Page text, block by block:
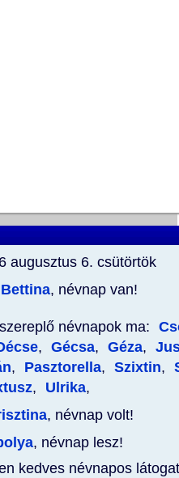
augusztus 6. csütörtök
Bettina, névnap van!
névnapok ma:
, Gécsa, Géza,
, Pasztorella, Szixtin,
, Ulrika,
, névnap volt!
, névnap lesz!
kedves névnapos